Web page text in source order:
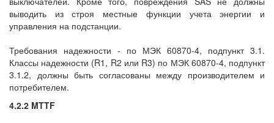
выводить из строя местные функции учета энергии и
управления на подстанции.
Требования надежности - по МЭК 60870-4, подпункт 3.1.
Классы надежности (R1, R2 или R3) по МЭК 60870-4, подпункт
3.1.2, должны быть согласованы между производителем и
потребителем.
4.2.2 MTTF